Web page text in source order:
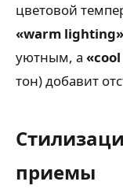
цветовой
«warm lighting»
уютным, а
тон) добавит
приемы